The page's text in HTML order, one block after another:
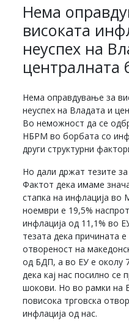
Нема
високата
неуспех на
централната
Нема оправдување за
неуспех на Владата и
Во неможност да се
НБРМ во борбата со
други структурни
Но дали држат тезите
Фактот дека имаме
стапка на инфлација во
ноември е 19,5%
инфлација од 11,1% во
тезата дека причината
отвореност на
од БДП, а во ЕУ е околу
дека кај нас посилно се
шокови. Но во рамки на
повисока трговска
инфлација од нас.